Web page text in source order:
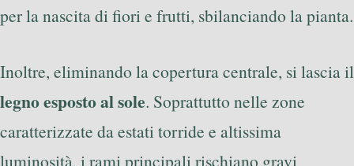
per la nascita di fiori e frutti, sbilanciando la pianta.
Inoltre, eliminando la copertura centrale, si lascia il
legno esposto al sole. Soprattutto nelle zone
caratterizzate da estati torride e altissima
luminosità, i rami principali rischiano gravi